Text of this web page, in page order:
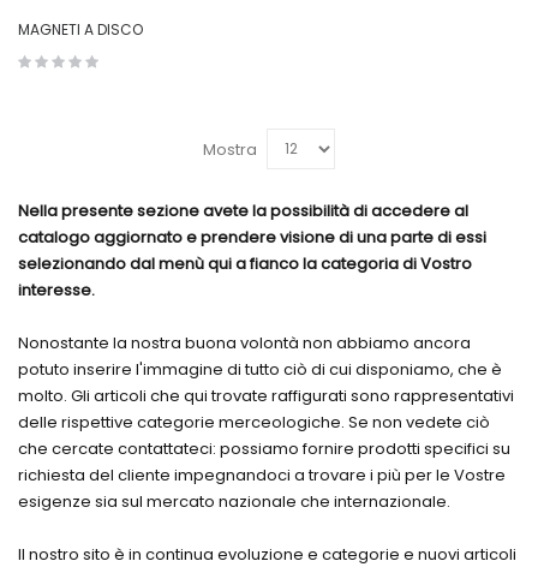
MAGNETI A DISCO
Mostra
Nella presente sezione avete la possibilità di accedere al
catalogo aggiornato e prendere visione di una parte di essi
selezionando dal menù qui a fianco la categoria di Vostro
interesse.
Nonostante la nostra buona volontà non abbiamo ancora
potuto inserire l'immagine di tutto ciò di cui disponiamo, che è
molto. Gli articoli che qui trovate raffigurati sono rappresentativi
delle rispettive categorie merceologiche. Se non vedete ciò
che cercate contattateci: possiamo fornire prodotti specifici su
richiesta del cliente impegnandoci a trovare i più per le Vostre
esigenze sia sul mercato nazionale che internazionale.
Il nostro sito è in continua evoluzione e categorie e nuovi articoli